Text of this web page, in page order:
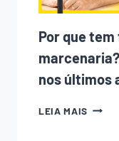
Por que
nos últimos
LEIA MAIS POR